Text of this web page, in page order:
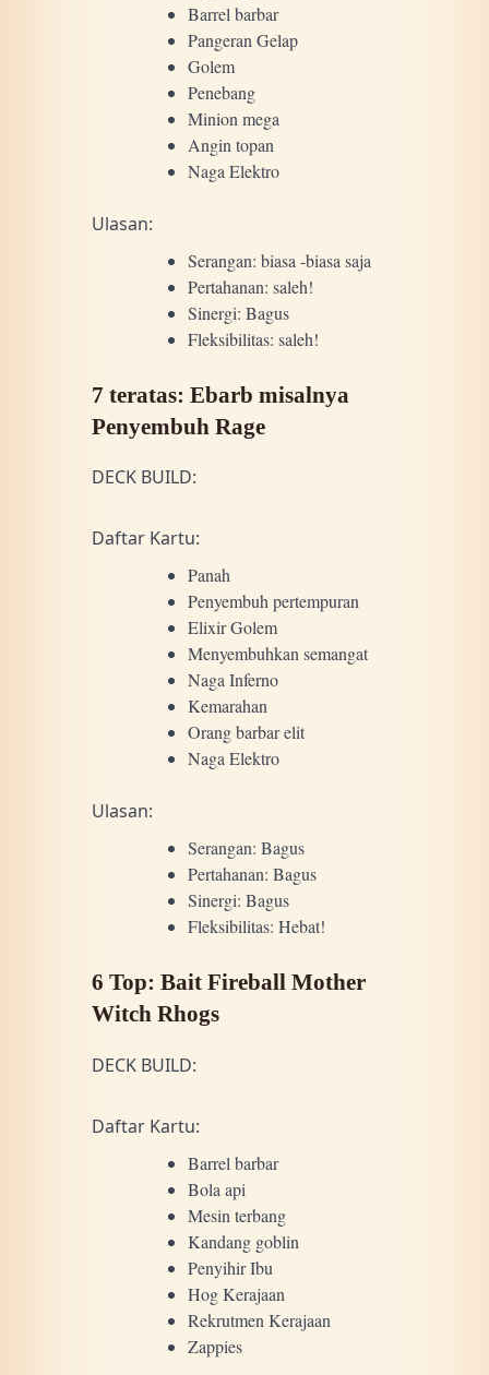
Barrel barbar
Pangeran Gelap
Golem
Penebang
Minion mega
Angin topan
Naga Elektro
Ulasan:
Serangan: biasa -biasa saja
Pertahanan: saleh!
Sinergi: Bagus
Fleksibilitas: saleh!
7 teratas: Ebarb misalnya
Penyembuh Rage
DECK BUILD:
Daftar Kartu:
Panah
Penyembuh pertempuran
Elixir Golem
Menyembuhkan semangat
Naga Inferno
Kemarahan
Orang barbar elit
Naga Elektro
Ulasan:
Serangan: Bagus
Pertahanan: Bagus
Sinergi: Bagus
Fleksibilitas: Hebat!
6 Top: Bait Fireball Mother
Witch Rhogs
DECK BUILD:
Daftar Kartu:
Barrel barbar
Bola api
Mesin terbang
Kandang goblin
Penyihir Ibu
Hog Kerajaan
Rekrutmen Kerajaan
Zappies